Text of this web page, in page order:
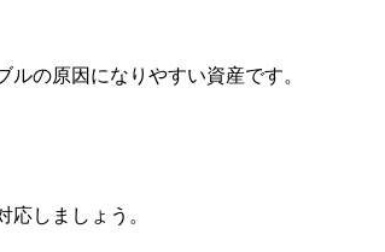
の原因になりやすい資産です。
しましょう。